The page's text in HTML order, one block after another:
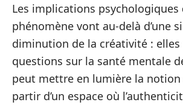
Les implications psychologiques
phénomène vont au-delà d’une
diminution de la créativité : elles
questions sur la santé mentale
peut mettre en lumière la notion
partir d’un espace où